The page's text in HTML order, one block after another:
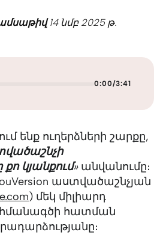
14 նմբ 2025 թ.
0:00/3:41
ենք ուղերձների շարքը,
քո կյանքում» անվանումը։
աստվածաշնչյան
) մեկ միլիարդ
հատման